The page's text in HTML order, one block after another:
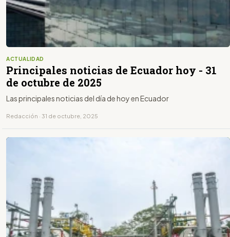
ACTUALIDAD
Principales noticias de Ecuador hoy - 31
de octubre de 2025
Las principales noticias del día de hoy en Ecuador
Redacción · 31 de octubre, 2025